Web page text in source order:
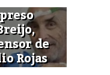
de
Rojas